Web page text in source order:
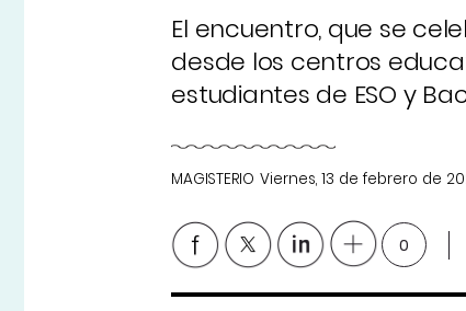
El encuentro, que se
desde los centros
estudiantes de ESO y
MAGISTERIO Viernes, 13 de febrero de
0